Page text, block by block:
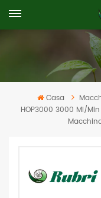
Casa
HOP3000 3000 Ml/